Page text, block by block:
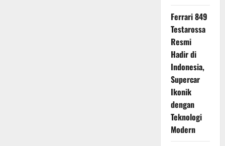
Ferrari 849
Testarossa
Resmi
Hadir di
Indonesia,
Supercar
Ikonik
dengan
Teknologi
Modern